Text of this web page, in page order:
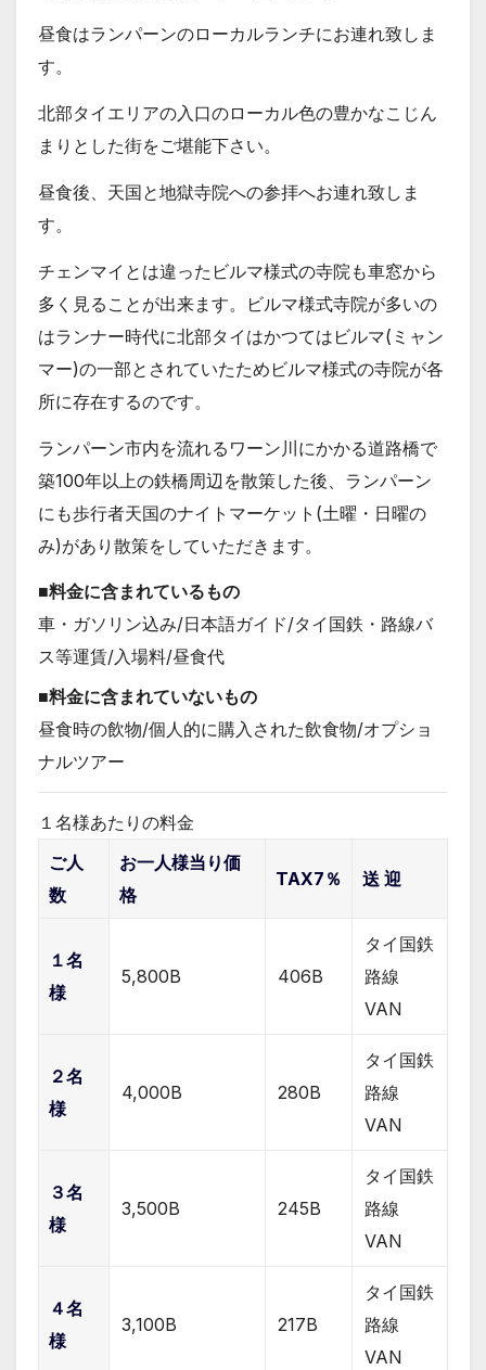
昼食はランパーンのローカルランチにお連れ致しま
す。
北部タイエリアの入口のローカル色の豊かなこじん
まりとした街をご堪能下さい。
昼食後、天国と地獄寺院への参拝へお連れ致しま
す。
チェンマイとは違ったビルマ様式の寺院も車窓から
多く見ることが出来ます。ビルマ様式寺院が多いの
はランナー時代に北部タイはかつてはビルマ(ミャン
マー)の一部とされていたためビルマ様式の寺院が各
所に存在するのです。
ランパーン市内を流れるワーン川にかかる道路橋で
築100年以上の鉄橋周辺を散策した後、ランパーン
にも歩行者天国のナイトマーケット(土曜・日曜の
み)があり散策をしていただきます。
■料金に含まれているもの
車・ガソリン込み/日本語ガイド/タイ国鉄・路線バ
ス等運賃/入場料/昼食代
■料金に含まれていないもの
昼食時の飲物/個人的に購入された飲食物/オプショ
ナルツアー
１名様あたりの料金
ご人
数
お一人様当り価
格
TAX7％ 送 迎
１名
様
5,800B 406B
タイ国鉄
路線
VAN
２名
様
4,000B 280B
タイ国鉄
路線
VAN
３名
様
3,500B 245B
タイ国鉄
路線
VAN
４名
様
3,100B 217B
タイ国鉄
路線
VAN